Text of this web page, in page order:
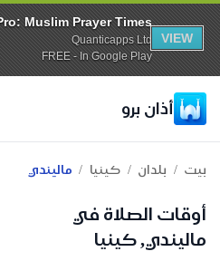
Muslim Prayer Times
Quanticapps Ltd
FREE - In Google Play
VIEW
أذان برو
بيت / بلدان / كينيا / ماليندي
أوقات الصلاة في
ماليندي, كينيا